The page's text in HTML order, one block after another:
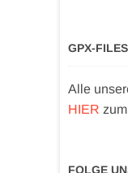
GPX-FILES
Alle
HIER
FOLGE